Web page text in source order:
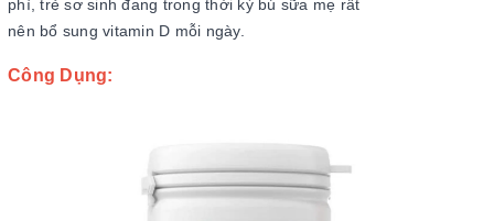
phì, trẻ sơ sinh đang trong thời kỳ bú sữa mẹ rất
nên bổ sung vitamin D mỗi ngày.
Công Dụng: